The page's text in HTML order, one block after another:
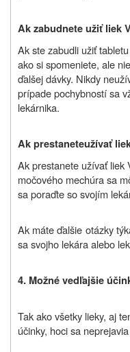
Ak zabudnete užiť liek
Ak ste zabudli užiť
ako si spomeniete, ale
ďalšej dávky. Nikdy
prípade pochybností sa
lekárnika.
Ak prestaneteužívať
Ak prestanete užívať liek
močového mechúra sa
sa poraďte so svojím
Ak máte ďalšie otázky
sa svojho lekára alebo
4. Možné vedľajšie
Tak ako všetky lieky, aj
účinky, hoci sa